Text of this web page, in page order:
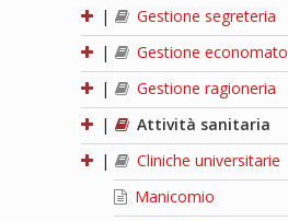
|
Gestione segreteria
|
Gestione economato
|
Gestione ragioneria
|
Attività sanitaria
|
Cliniche universitarie
Manicomio